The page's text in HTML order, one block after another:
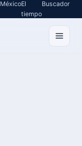
MéxicoEl
tiempo
Buscador